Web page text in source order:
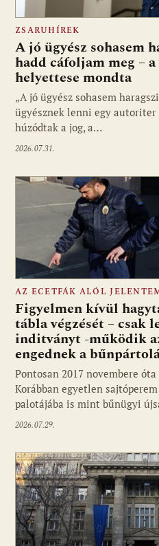
ZSARUHÍREK
A jó ügyész sohasem
hadd cáfoljam meg –
helyettese mondta
„A jó ügyész sohasem
ügyésznek lenni egy
húzódtak a jog, a…
2026.07.31.
AZ ECETFÁK ALÓL
Figyelmen kívül
tábla végzését – csak
inditványt -működik
engednek a
Pontosan 2017 novembere
Korábban egyetlen
palotájába is mint bűnügyi
2026.07.29.